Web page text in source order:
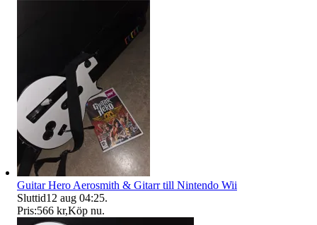
Guitar Hero Aerosmith & Gitarr till Nintendo Wii
Sluttid12 aug 04:25.
Pris:566 kr,Köp nu.